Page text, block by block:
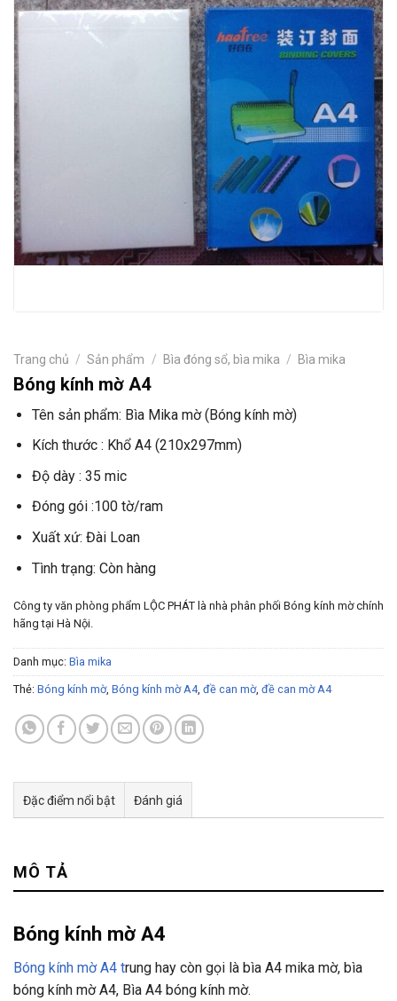
Trang chủ / Sản phẩm / Bìa đóng sổ, bìa mika / Bìa mika
Bóng kính mờ A4
Tên sản phẩm: Bìa Mika mờ (Bóng kính mờ)
Kích thước : Khổ A4 (210x297mm)
Độ dày : 35 mic
Đóng gói :100 tờ/ram
Xuất xứ: Đài Loan
Tình trạng: Còn hàng
Công ty văn phòng phẩm LỘC PHÁT là nhà phân phối Bóng kính mờ chính
hãng tại Hà Nội.
Danh mục: Bìa mika
Thẻ: Bóng kính mờ, Bóng kính mờ A4, đề can mờ, đề can mờ A4
Đặc điểm nổi bật Đánh giá
MÔ TẢ
Bóng kính mờ A4
Bóng kính mờ A4 trung hay còn gọi là bìa A4 mika mờ, bìa
bóng kính mờ A4, Bìa A4 bóng kính mờ.